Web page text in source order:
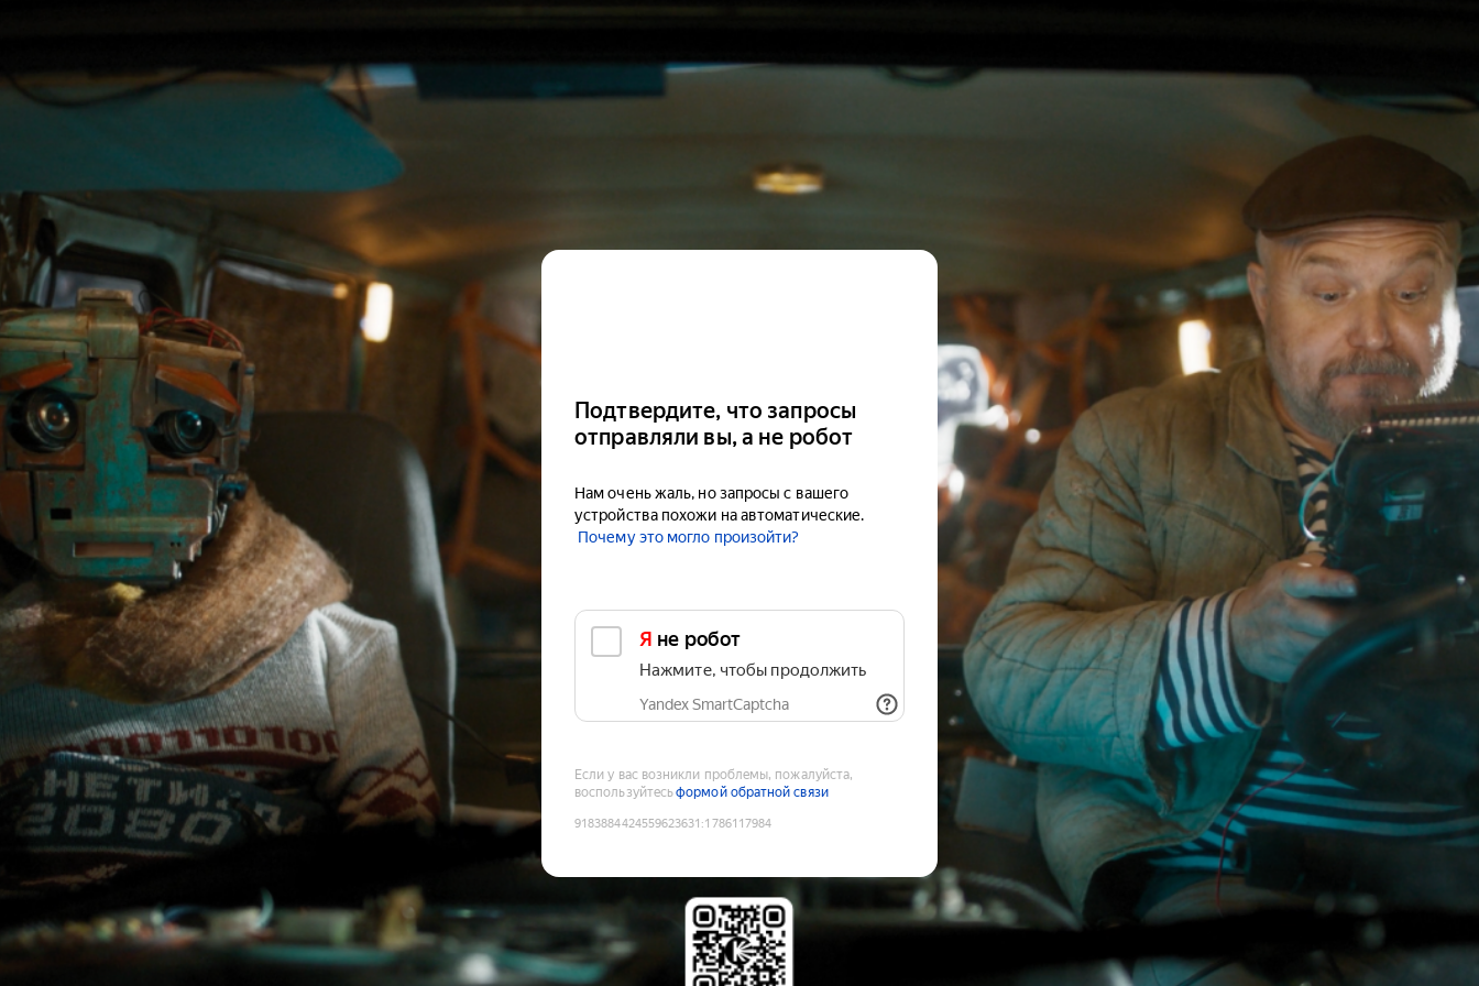
Подтвердите, что запросы
отправляли вы, а не робот
Нам очень жаль, но запросы с вашего
устройства похожи на автоматические.
Почему это могло произойти?
Я не робот
Нажмите, чтобы продолжить
Yandex SmartCaptcha
Если у вас возникли проблемы, пожалуйста,
воспользуйтесьформой обратной связи
9183884424559623631 :1786117984